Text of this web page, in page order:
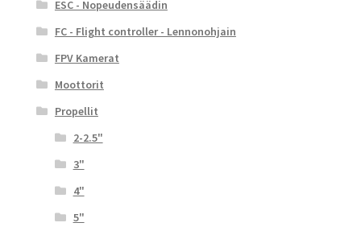
ESC - Nopeudensäädin
FC - Flight controller - Lennonohjain
FPV Kamerat
Moottorit
Propellit
2-2.5"
3"
4"
5"